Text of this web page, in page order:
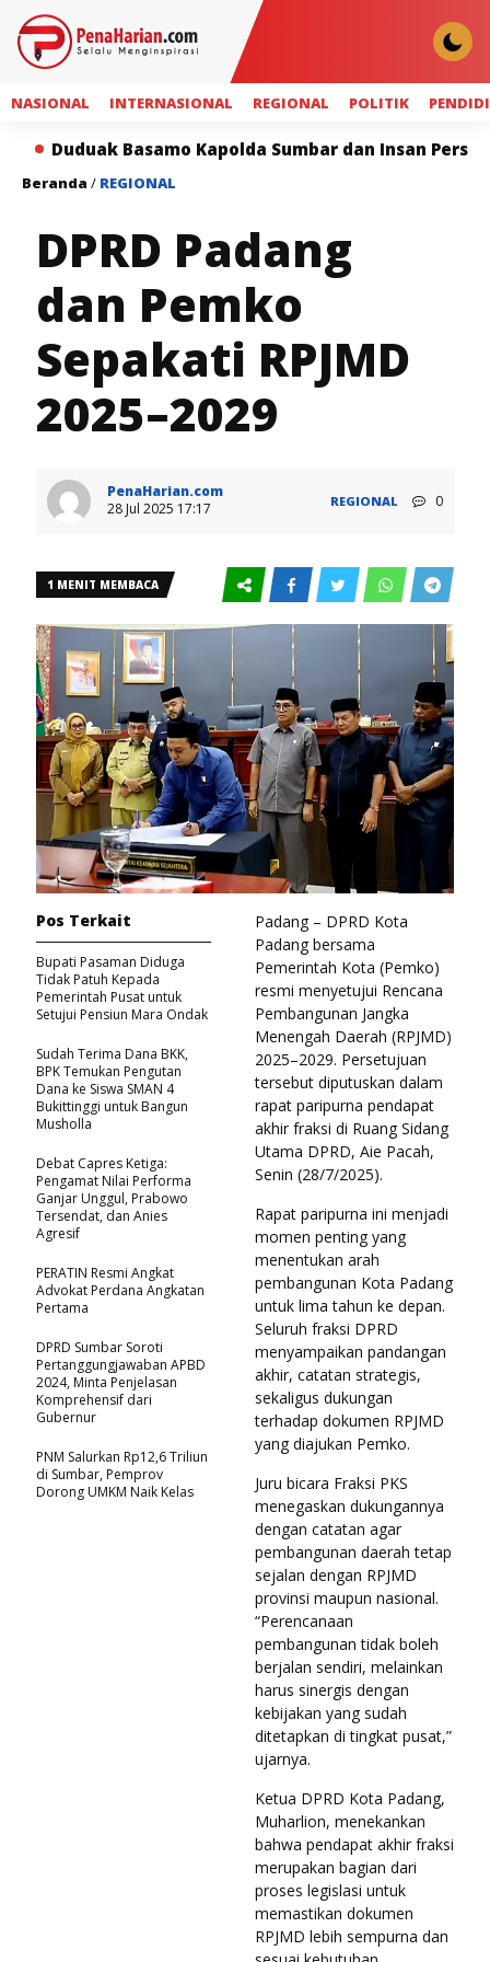
NASIONAL INTERNASIONAL REGIONAL POLITIK
Basamo Kapolda Sumbar dan Insan Pers Perkuat
Beranda / REGIONAL
DPRD Padang
dan Pemko
Sepakati RPJMD
2025–2029
PenaHarian.com
28 Jul 2025 17:17
REGIONAL 0
1 MENIT MEMBACA
Padang – DPRD Kota
Padang bersama
Pemerintah Kota (Pemko)
resmi menyetujui Rencana
Pembangunan Jangka
Menengah Daerah (RPJMD)
2025–2029. Persetujuan
tersebut diputuskan dalam
rapat paripurna pendapat
akhir fraksi di Ruang Sidang
Utama DPRD, Aie Pacah,
Senin (28/7/2025).
Rapat paripurna ini menjadi
momen penting yang
menentukan arah
pembangunan Kota Padang
untuk lima tahun ke depan.
Seluruh fraksi DPRD
menyampaikan pandangan
akhir, catatan strategis,
sekaligus dukungan
terhadap dokumen RPJMD
yang diajukan Pemko.
Juru bicara Fraksi PKS
menegaskan dukungannya
dengan catatan agar
pembangunan daerah tetap
sejalan dengan RPJMD
provinsi maupun nasional.
“Perencanaan
pembangunan tidak boleh
berjalan sendiri, melainkan
harus sinergis dengan
kebijakan yang sudah
ditetapkan di tingkat pusat,”
ujarnya.
Ketua DPRD Kota Padang,
Muharlion, menekankan
bahwa pendapat akhir fraksi
merupakan bagian dari
proses legislasi untuk
memastikan dokumen
RPJMD lebih sempurna dan
Pos Terkait
Bupati Pasaman Diduga
Tidak Patuh Kepada
Pemerintah Pusat untuk
Setujui Pensiun Mara Ondak
Sudah Terima Dana BKK,
BPK Temukan Pengutan
Dana ke Siswa SMAN 4
Bukittinggi untuk Bangun
Musholla
Debat Capres Ketiga:
Pengamat Nilai Performa
Ganjar Unggul, Prabowo
Tersendat, dan Anies
Agresif
PERATIN Resmi Angkat
Advokat Perdana Angkatan
Pertama
DPRD Sumbar Soroti
Pertanggungjawaban APBD
2024, Minta Penjelasan
Komprehensif dari
Gubernur
PNM Salurkan Rp12,6 Triliun
di Sumbar, Pemprov
Dorong UMKM Naik Kelas